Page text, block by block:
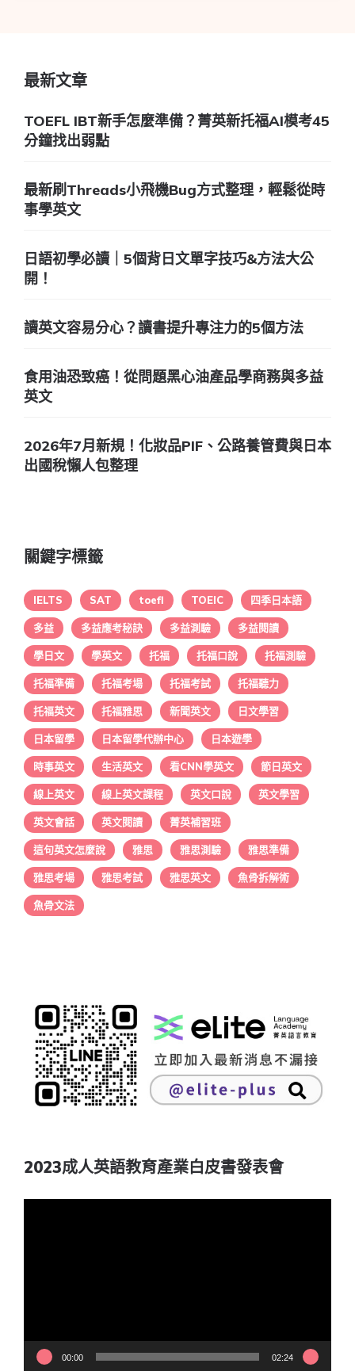
最新文章
TOEFL IBT新手怎麼準備？菁英新托福AI模考45
分鐘找出弱點
最新刷Threads小飛機Bug方式整理，輕鬆從時
事學英文
日語初學必讀｜5個背日文單字技巧&方法大公
開！
讀英文容易分心？讀書提升專注力的5個方法
食用油恐致癌！從問題黑心油產品學商務與多益
英文
2026年7月新規！化妝品PIF、公路養管費與日本
出國稅懶人包整理
關鍵字標籤
IELTS SAT toefl TOEIC 四季日本語
多益 多益應考秘訣 多益測驗 多益閱讀
學日文 學英文 托福 托福口說 托福測驗
托福準備 托福考場 托福考試 托福聽力
托福英文 托福雅思 新聞英文 日文學習
日本留學 日本留學代辦中心 日本遊學
時事英文 生活英文 看CNN學英文 節日英文
線上英文 線上英文課程 英文口說 英文學習
英文會話 英文閱讀 菁英補習班
這句英文怎麼說 雅思 雅思測驗 雅思準備
雅思考場 雅思考試 雅思英文 魚骨拆解術
魚骨文法
2023成人英語教育產業白皮書發表會
00:00 02:24